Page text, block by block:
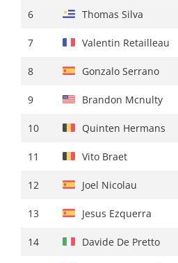
6 Thomas Silva
7 Valentin Retailleau
8 Gonzalo Serrano
9 Brandon Mcnulty
10 Quinten Hermans
11 Vito Braet
12 Joel Nicolau
13 Jesus Ezquerra
14 Davide De Pretto
6 Kévin Vauquelin
7 Max Schachmann
8 Brandon Mcnulty
9 Bruno Armirail
10 Pello Bilbao
11 Paul Lapeira
12 Nelson Oliveira
13 Romain Grégoire
14 Jay Vine